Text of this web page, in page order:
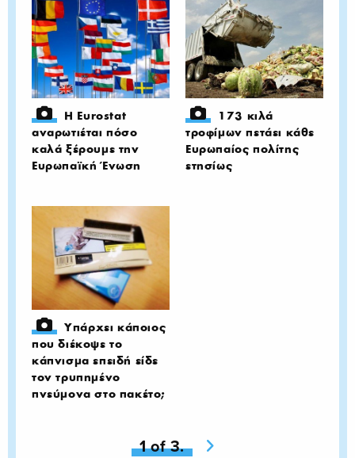
Η Eurostat
αναρωτιέται πόσο
καλά ξέρουμε την
Ευρωπαϊκή Ένωση
173 κιλά
τροφίμων πετάει κάθε
Ευρωπαίος πολίτης
ετησίως
Υπάρχει κάποιος
που διέκοψε το
κάπνισμα επειδή είδε
τον τρυπημένο
πνεύμονα στο πακέτο;
You're on page
1 of 3. Next page